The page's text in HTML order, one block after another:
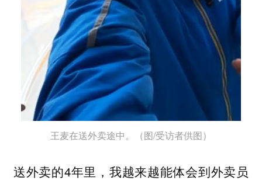
王麦在送外卖途中。（图/受访者供图）
送外卖的4年里，我越来越能体会到外卖员